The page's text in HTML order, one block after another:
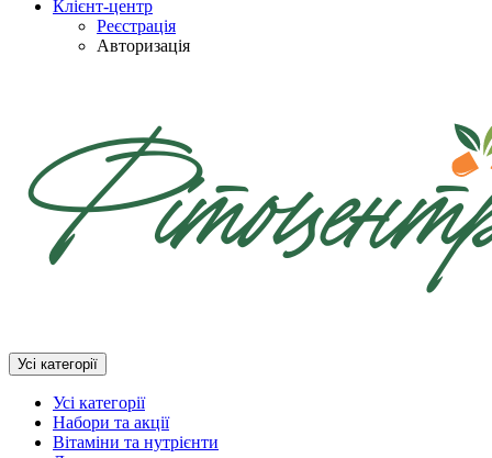
Клієнт-центр
Реєстрація
Авторизація
Усі категорії
Усі категорії
Набори та акції
Вітаміни та нутрієнти